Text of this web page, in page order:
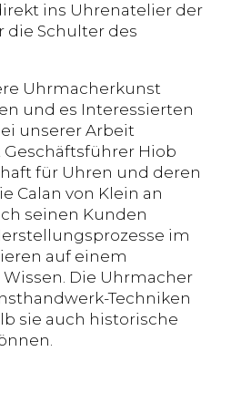
ins Uhrenatelier der
die Schulter des
Uhrmacherkunst
und es Interessierten
unserer Arbeit
Geschäftsführer Hiob
für Uhren und deren
Calan von Klein an
seinen Kunden
im
auf einem
Die Uhrmacher
Techniken
sie auch historische